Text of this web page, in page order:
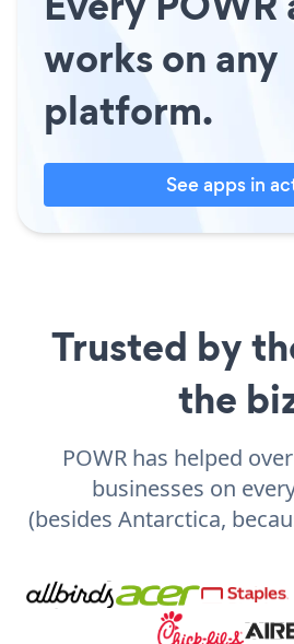
works on any
platform.
See apps in
Trusted by
the
POWR has helped
businesses on
(besides Antarctica,